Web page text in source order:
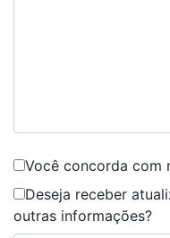
Você concorda com
Deseja receber
outras informações?